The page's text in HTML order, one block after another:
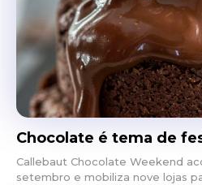
Chocolate é tema de
Callebaut Chocolate Weekend
setembro e mobiliza nove lojas